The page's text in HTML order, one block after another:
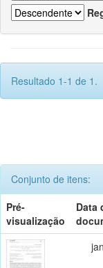
Resultado 1-1 de 1.
Conjunto de itens:
Pré-
visualização
Data